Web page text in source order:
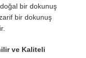
bir dokunuş
bir dokunuş
ve Kaliteli